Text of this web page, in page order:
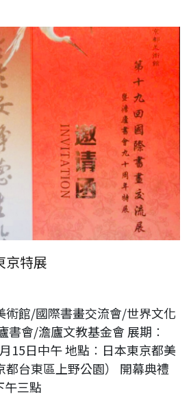
京特展
術館/國際書畫交流會/世界文化
書會/澹廬文教基金會 展期︰
15日中午 地點︰日本東京都美
台東區上野公園） 開幕典禮
午三點